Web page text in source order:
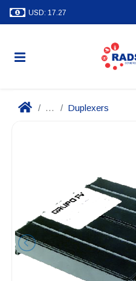
USD: 17.27
... Duplexers